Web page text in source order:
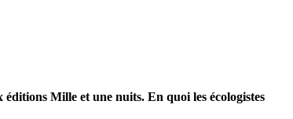
éditions Mille et une nuits. En quoi les écologistes